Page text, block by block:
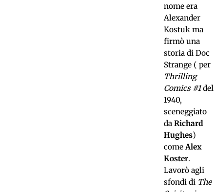
nome era
Alexander
Kostuk ma
firmò una
storia di Doc
Strange ( per
Thrilling
Comics #1del
1940,
sceneggiato
daRichard
Hughes)
comeAlex
Koster.
Lavorò agli
sfondi di The